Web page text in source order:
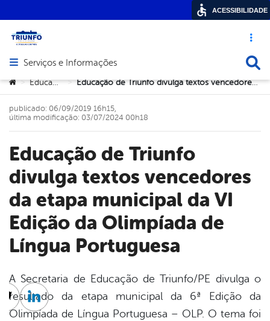
Acesso
Abrir menu principal de navegação
Serviços e Informações
Você está aqui:
> Educação > Educação de Triunfo divulga textos vencedores da etapa municipal da VI Edição da Olimpíada de Língua Portuguesa
Educação de Triunfo
divulga textos vencedores
da etapa municipal da VI
Edição da Olimpíada de
Língua Portuguesa
publicado: 06/09/2019 16h15,
última modificação: 03/07/2024 00h18
A Secretaria de Educação de Triunfo/PE divulga o
resultado da etapa municipal da 6ª Edição da
Olimpíada de Língua Portuguesa – OLP. O tema foi
TwitterLinkedin
ACESSIBILIDADE